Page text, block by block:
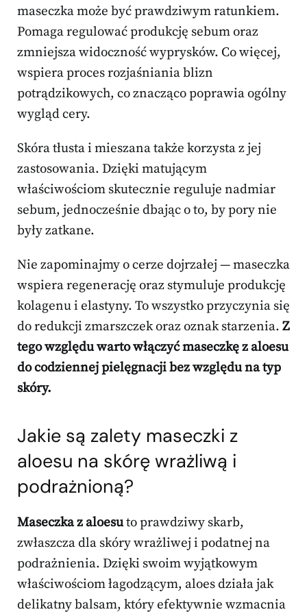
maseczka może być prawdziwym ratunkiem.
Pomaga regulować produkcję sebum oraz
zmniejsza widoczność wyprysków. Co więcej,
wspiera proces rozjaśniania blizn
potrądzikowych, co znacząco poprawia ogólny
wygląd cery.
Skóra tłusta i mieszana także korzysta z jej
zastosowania. Dzięki matującym
właściwościom skutecznie reguluje nadmiar
sebum, jednocześnie dbając o to, by pory nie
były zatkane.
Nie zapominajmy o cerze dojrzałej — maseczka
wspiera regenerację oraz stymuluje produkcję
kolagenu i elastyny. To wszystko przyczynia się
do redukcji zmarszczek oraz oznak starzenia. Z
tego względu warto włączyć maseczkę z aloesu
do codziennej pielęgnacji bez względu na typ
skóry.
Jakie są zalety maseczki z
aloesu na skórę wrażliwą i
podrażnioną?
Maseczka z aloesuto prawdziwy skarb,
zwłaszcza dla skóry wrażliwej i podatnej na
podrażnienia. Dzięki swoim wyjątkowym
właściwościom łagodzącym, aloes działa jak
delikatny balsam, który efektywnie wzmacnia